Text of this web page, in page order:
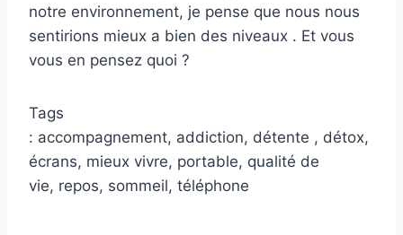
notre environnement, je pense que nous nous
sentirions mieux a bien des niveaux . Et vous
vous en pensez quoi ?
Tags
: accompagnement, addiction, détente , détox,
écrans, mieux vivre, portable, qualité de
vie, repos, sommeil, téléphone